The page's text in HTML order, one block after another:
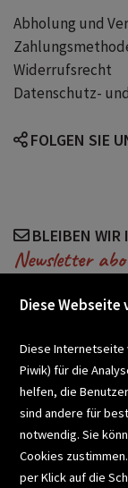
Abholung und
Widerrufsrecht
Datenschutz-
FOLGEN SIE
BLEIBEN WIR
Newsletter
Diese
Diese Internetseite
Piwik) für die
helfen, die
sind andere für
notwendig. Sie
Cookies
per Klick auf die